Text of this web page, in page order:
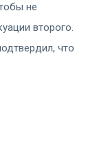
не
второго.
что